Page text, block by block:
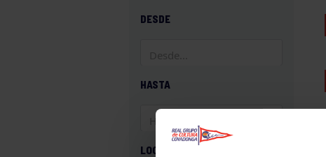
BOXEO
GAM
DESDE
HASTA
LOCALIZACIÓN